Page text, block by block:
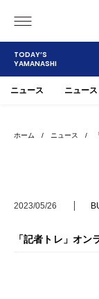
TODAY’S
YAMANASHI
甲府
ニュース ニュー
ホーム / ニュース / 「
2023/05/26
「記者トレ」オ